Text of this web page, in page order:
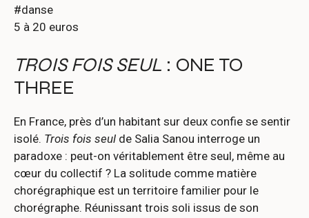
#danse
5 à 20 euros
TROIS FOIS SEUL : ONE TO
THREE
En France, près d’un habitant sur deux confie se sentir
isolé. Trois fois seul de Salia Sanou interroge un
paradoxe : peut-on véritablement être seul, même au
cœur du collectif ? La solitude comme matière
chorégraphique est un territoire familier pour le
chorégraphe. Réunissant trois soli issus de son